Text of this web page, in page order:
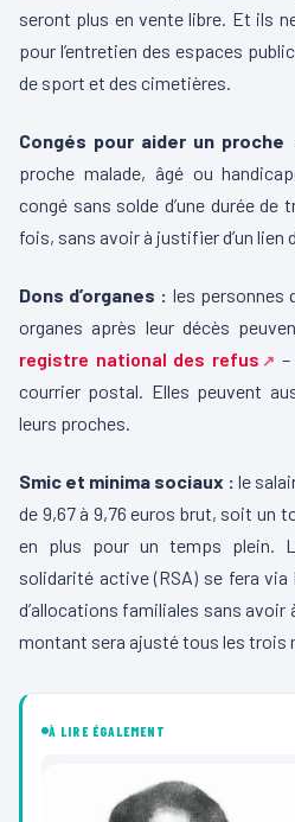
seront plus en vente libre. Et ils
pour l’entretien des espaces
de sport et des cimetières.
Congés pour aider un proche
proche malade, âgé ou
congé sans solde d’une durée de
fois, sans avoir à justifier d’un lien
Dons d’organes : les personnes
organes après leur décès
registre national des refus
courrier postal. Elles peuvent
leurs proches.
Smic et minima sociaux : le
de 9,67 à 9,76 euros brut, soit un
en plus pour un temps plein.
solidarité active (RSA) se fera
d’allocations familiales sans
montant sera ajusté tous les trois
À LIRE ÉGALEMENT